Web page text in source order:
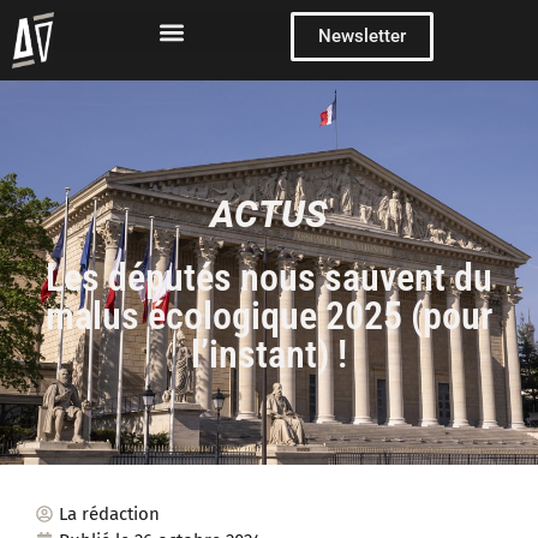
Newsletter
ACTUS
Les députés nous sauvent du
malus écologique 2025 (pour
l’instant) !
La rédaction